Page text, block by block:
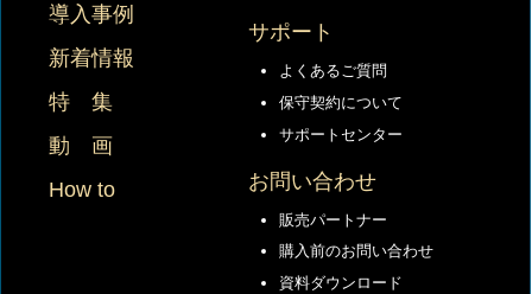
導入事例
新着情報
特 集
動 画
How to
サポート
よくあるご質問
保守契約について
サポートセンター
お問い合わせ
販売パートナー
購入前のお問い合わせ
資料ダウンロード